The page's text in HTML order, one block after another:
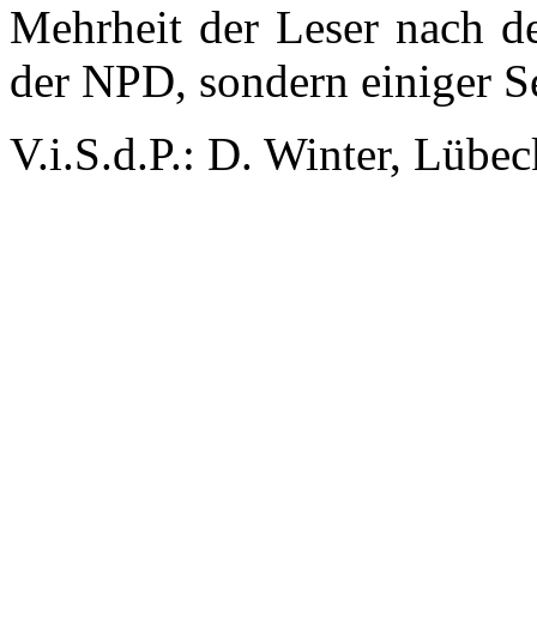
Mehrheit der Leser nach
der NPD, sondern einiger
V.i.S.d.P.: D. Winter,